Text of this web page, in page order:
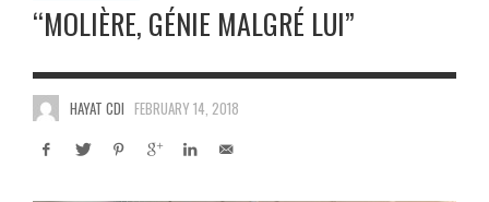
“MOLIÈRE, GÉNIE MALGRÉ LUI”
HAYAT CDI FEBRUARY 14, 2018